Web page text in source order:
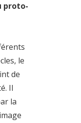
proto-
le
de
Il
la